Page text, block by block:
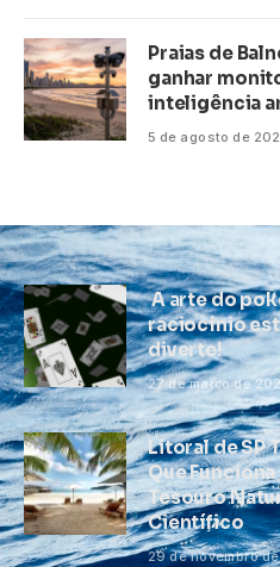
Praias de
ganhar
inteligência
5 de agosto de
A arte do
raciocínio
diverte!
27 de março de
Litoral de SP
Que
Tesouro
Científico
29 de novembro